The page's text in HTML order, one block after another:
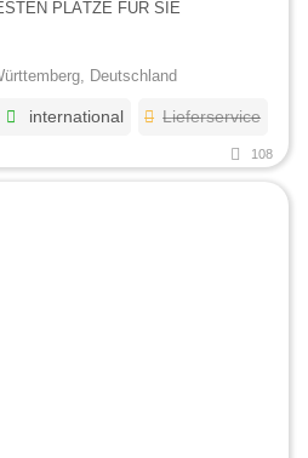
PLÄTZE FÜR SIE
Deutschland
international Lieferservice
108